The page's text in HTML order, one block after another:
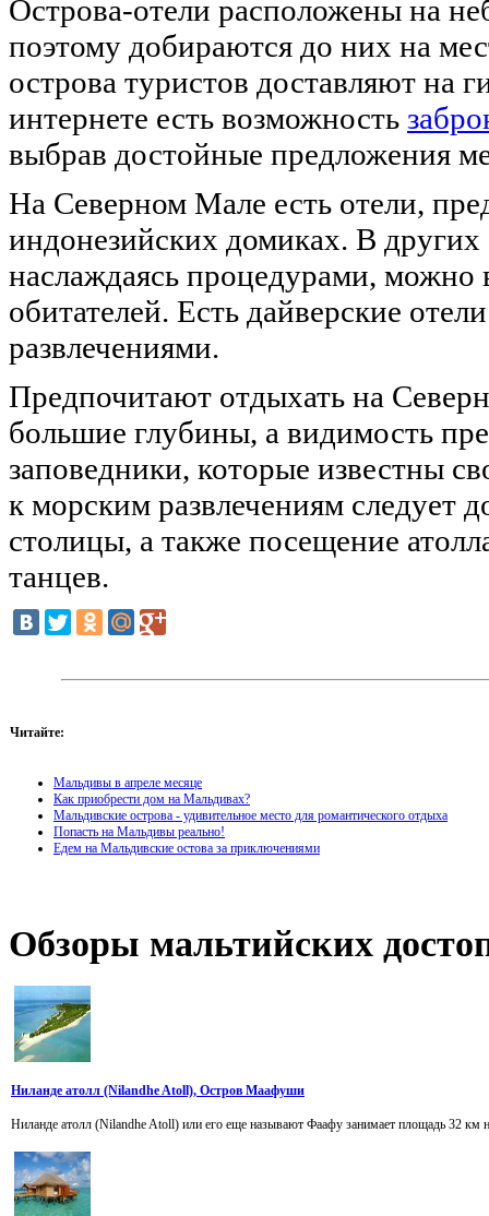
Острова-отели расположены на
поэтому добираются до них на
острова туристов доставляют на
интернете есть возможность
выбрав достойные предложения
На Северном Мале есть отели,
индонезийских домиках. В
наслаждаясь процедурами, можно
обитателей. Есть дайверские
развлечениями.
Предпочитают отдыхать на
большие глубины, а видимость
заповедники, которые известны
к морским развлечениям следует
столицы, а также посещение
танцев.
Читайте:
Мальдивы в апреле месяце
Как приобрести дом на Мальдивах?
Мальдивские острова - удивительное место для романтического отдыха
Попасть на Мальдивы реально!
Едем на Мальдивские остова за приключениями
Обзоры мальтийских
Ниланде атолл (Nilandhe Atoll), Остров Маафуши
Ниланде атолл (Nilandhe Atoll) или его еще называют Фаафу занимает площадь 32